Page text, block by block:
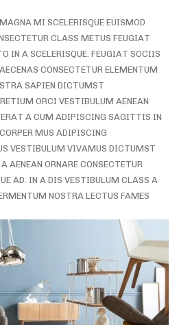
MI SCELERISQUE EUISMOD
CLASS METUS FEUGIAT
IN A SCELERISQUE. FEUGIAT SOCIIS
CONSECTETUR ELEMENTUM
SAPIEN DICTUMST
ORCI VESTIBULUM AENEAN
ERAT A CUM ADIPISCING SAGITTIS IN
MUS ADIPISCING
VESTIBULUM VIVAMUS DICTUMST
AENEAN ORNARE CONSECTETUR
AD. IN A DIS VESTIBULUM CLASS A
NOSTRA LECTUS FAMES